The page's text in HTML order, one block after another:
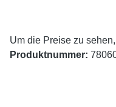
Um die Preise zu
Produktnummer: